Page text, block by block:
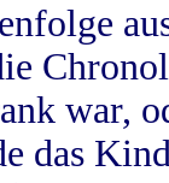
war,
das